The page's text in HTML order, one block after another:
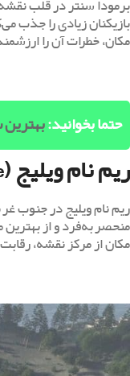
برمودا سنتر در قلب
بازیکنان زیادی را جذب
مکان، خطرات آن را
حتما بخوانید:بهترین
ریم نام ویلیج (Rim Nam Village)
ریم نام ویلیج در جنوب
منحصربه‌فرد و از بهترین
مکان از مرکز نقشه،